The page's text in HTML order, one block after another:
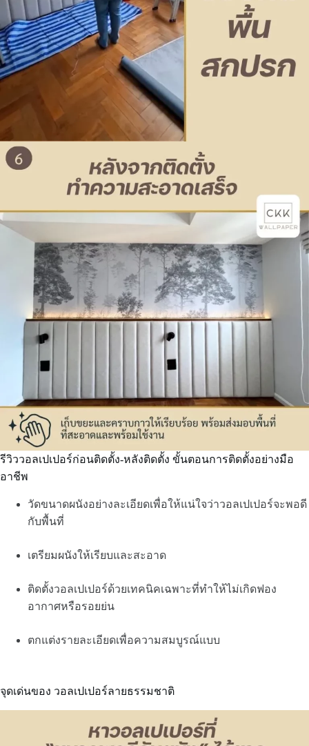
รีวิววอลเปเปอร์ก่อนติดตั้ง-หลังติดตั้ง ขั้นตอนการติดตั้งอย่างมือ
อาชีพ
วัดขนาดผนังอย่างละเอียดเพื่อให้แน่ใจว่าวอลเปเปอร์จะพอดี
กับพื้นที่
เตรียมผนังให้เรียบและสะอาด
ติดตั้งวอลเปเปอร์ด้วยเทคนิคเฉพาะที่ทำให้ไม่เกิดฟอง
อากาศหรือรอยย่น
ตกแต่งรายละเอียดเพื่อความสมบูรณ์แบบ
จุดเด่นของ วอลเปเปอร์ลายธรรมชาติ